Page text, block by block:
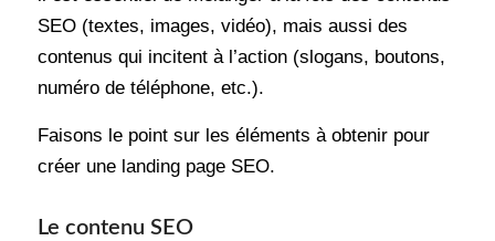
SEO (textes, images, vidéo), mais aussi des
contenus qui incitent à l’action (slogans, boutons,
numéro de téléphone, etc.).
Faisons le point sur les éléments à obtenir pour
créer une landing page SEO.
Le contenu SEO